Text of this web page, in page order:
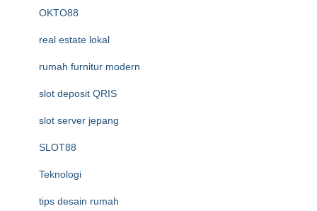
OKTO88
real estate lokal
rumah furnitur modern
slot deposit QRIS
slot server jepang
SLOT88
Teknologi
tips desain rumah